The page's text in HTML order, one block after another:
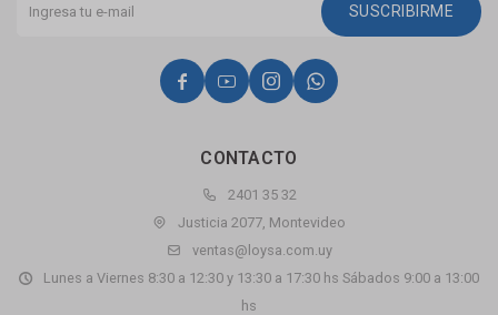
CONTACTO
2401 35 32
Justicia 2077, Montevideo
ventas@loysa.com.uy
Lunes a Viernes 8:30 a 12:30 y 13:30 a 17:30 hs Sábados 9:00 a 13:00
hs
SUSCRIBIRME
   